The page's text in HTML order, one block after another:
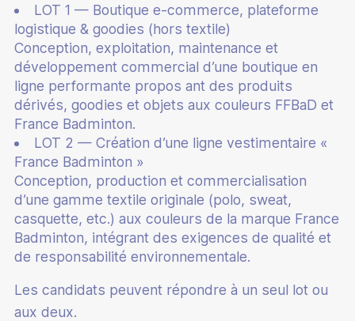
LOT 1 — Boutique e-commerce, plateforme
logistique & goodies (hors textile)
Conception, exploitation, maintenance et
développement commercial d’une boutique en
ligne performante propos ant des produits
dérivés, goodies et objets aux couleurs FFBaD et
France Badminton.
LOT 2 — Création d’une ligne vestimentaire «
France Badminton »
Conception, production et commercialisation
d’une gamme textile originale (polo, sweat,
casquette, etc.) aux couleurs de la marque France
Badminton, intégrant des exigences de qualité et
de responsabilité environnementale.
Les candidats peuvent répondre à un seul lot ou
aux deux.